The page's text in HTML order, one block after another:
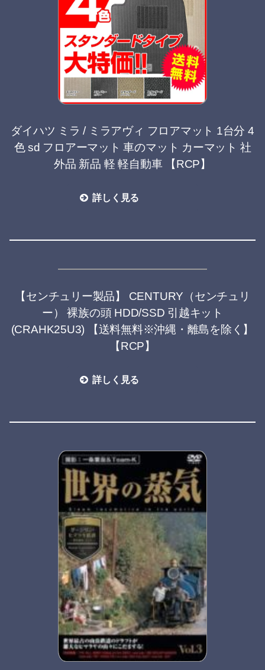
ダイハツ ミラ / ミラアヴィ フロアマット 1台分 4
色 sd フロアーマット 車のマット カーマット 社
外品 新品 軽 軽自動車 【RCP】
詳しく見る
【センチュリー製品】 CENTURY（センチュリ
ー） 裸族の頭 HDD/SSD 引越キット
(CRAHK25U3) 【送料無料※沖縄・離島を除く】
【RCP】
詳しく見る